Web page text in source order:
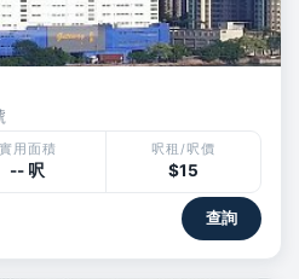
實用面積
-- 呎
呎租/呎價
$15
查詢